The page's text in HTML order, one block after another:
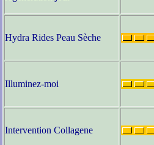
Hydra Rides Peau Sèche
Illuminez-moi
Intervention Collagene